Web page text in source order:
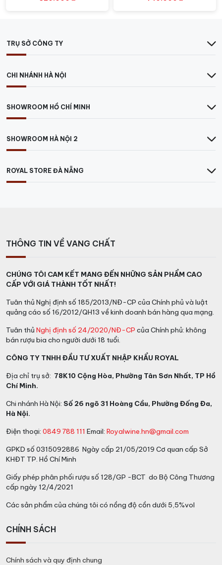
TRỤ SỞ CÔNG TY
CHI NHÁNH HÀ NỘI
SHOWROOM HỒ CHÍ MINH
SHOWROOM HÀ NỘI 2
ROYAL STORE ĐÀ NẴNG
THÔNG TIN VỀ VANG CHẤT
CHÚNG TÔI CAM KẾT MANG ĐẾN NHỮNG SẢN PHẨM CAO
CẤP VỚI GIÁ THÀNH TỐT NHẤT!
Tuân thủ Nghị định số 185/2013/NĐ-CP của Chính phủ và luật
quảng cáo số 16/2012/QH13 về kinh doanh bán hàng qua mạng.
Tuân thủ Nghị định số 24/2020/NĐ-CP của Chính phủ: không
bán rượu bia cho người dưới 18 tuổi.
CÔNG TY TNHH ĐẦU TƯ XUẤT NHẬP KHẨU ROYAL
Địa chỉ trụ sở: 78K10 Cộng Hòa, Phường Tân Sơn Nhất, TP Hồ
Chí Minh.
Chi nhánh Hà Nội: Số 26 ngõ 31 Hoàng Cầu, Phường Đống Đa,
Hà Nội.
Điện thoại: 0849 788 111 Email: Royalwine.hn@gmail.com
GPKD số 0315092886 Ngày cấp 21/05/2019 Cơ quan cấp Sở
KHĐT TP. Hồ Chí Minh
Giấy phép phân phối rượu số 128/GP -BCT do Bộ Công Thương
cấp ngày 12/4/2021
Các sản phẩm của chúng tôi có nồng độ cồn dưới 5,5%vol
CHÍNH SÁCH
Chính sách và quy định chung